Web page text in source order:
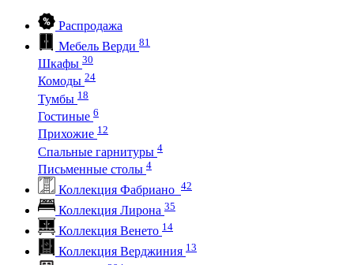
Распродажа
Мебель Верди 81
Шкафы 30
Комоды 24
Тумбы 18
Гостиные 6
Прихожие 12
Спальные гарнитуры 4
Письменные столы 4
Коллекция Фабриано 42
Коллекция Лирона 35
Коллекция Венето 14
Коллекция Верджиния 13